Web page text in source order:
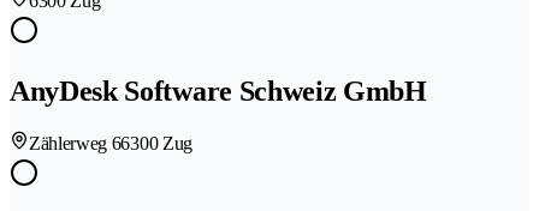
AnyDesk Software Schweiz GmbH
Zählerweg 66300 Zug